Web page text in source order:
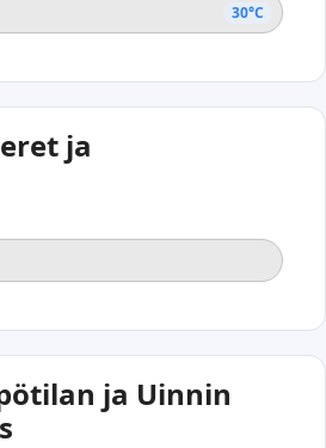
30°C
ja
ja Uinnin